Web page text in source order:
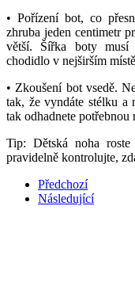
• Pořízení bot, co
zhruba jeden centimetr
větší. Šířka boty musí
chodidlo v nejširším
• Zkoušení bot vsedě.
tak, že vyndáte stélku a
tak odhadnete potřebnou
Tip: Dětská noha
pravidelně kontrolujte,
Předchozí
Následující